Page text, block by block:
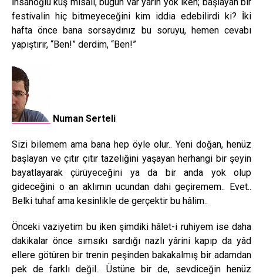
festivalin hiç bitmeyeceğini kim iddia edebilirdi ki? İki
hafta önce bana sorsaydınız bu soruyu, hemen cevabı
yapıştırır, “Ben!” derdim, “Ben!”
Numan Serteli
Sizi bilemem ama bana hep öyle olur.. Yeni doğan, henüz
başlayan ve çıtır çıtır tazeliğini yaşayan herhangi bir şeyin
bayatlayarak çürüyeceğini ya da bir anda yok olup
gideceğini o an aklımın ucundan dahi geçiremem.. Evet..
Belki tuhaf ama kesinlikle de gerçektir bu hâlim..
Önceki vaziyetim bu iken şimdiki hâlet-i ruhiyem ise daha
dakikalar önce sımsıkı sardığı nazlı yârini kapıp da yâd
ellere götüren bir trenin peşinden bakakalmış bir adamdan
pek de farklı değil.. Üstüne bir de, sevdiceğin henüz